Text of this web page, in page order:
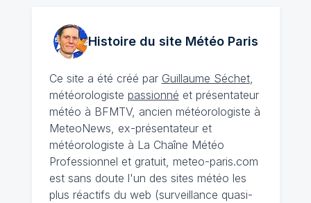
Histoire du site MétéoParis
Ce site a été créé par Guillaume Séchet,
météorologiste passionné et présentateur
météo à BFMTV, ancien météorologiste à
MeteoNews, ex-présentateur et
météorologiste à La Chaîne Météo
Professionnel et gratuit, meteo-paris.com
est sans doute l'un des sites météo les
plus réactifs du web (surveillance quasi-